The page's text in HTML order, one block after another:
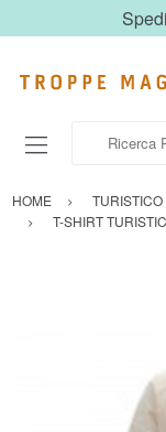
HOME
TURISTICO
T-SHIRT